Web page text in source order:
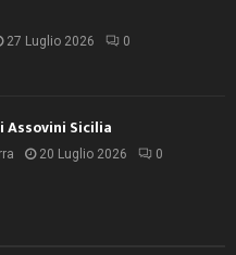
27 Luglio 2026 0
Assovini Sicilia
20 Luglio 2026 0